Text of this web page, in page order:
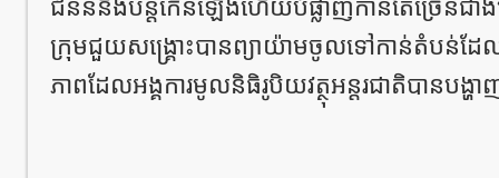
ជំនន់និងបន្តកើនឡើងហើយបំផ្លាញកាន់តែច្រើនជ
ក្រុមជួយសង្គ្រោះបានព្យាយ៉ាមចូលទៅកាន់តំបន់ដែល
ភាពដែលអង្គការមូលនិធិរូបិយវត្ថុអន្តរជាតិបានបង្ហ